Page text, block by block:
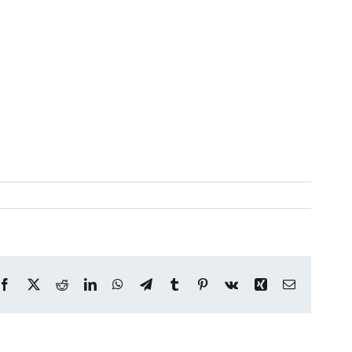
Facebook
X RedditLinkedInWhatsApp
TelegramTumblr Pinterest
Vk Xing E-